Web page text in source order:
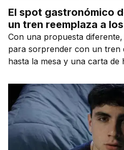
El spot gastronómico
un tren reemplaza a
Con una propuesta
para sorprender con un tren
hasta la mesa y una carta de